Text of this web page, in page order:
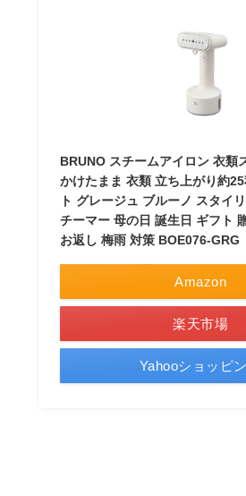
BRUNO スチームアイロン 衣類
かけたまま 衣類 立ち上がり約
ト グレージュ ブルーノ スタイ
チーマー 母の日 誕生日 ギフト
お返し 梅雨 対策 BOE076-GRG
Amazon
楽天市場
Yahooショッピ